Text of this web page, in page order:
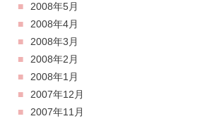
2008年5月
2008年4月
2008年3月
2008年2月
2008年1月
2007年12月
2007年11月